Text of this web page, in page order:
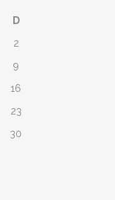
D
2
9
16
23
30